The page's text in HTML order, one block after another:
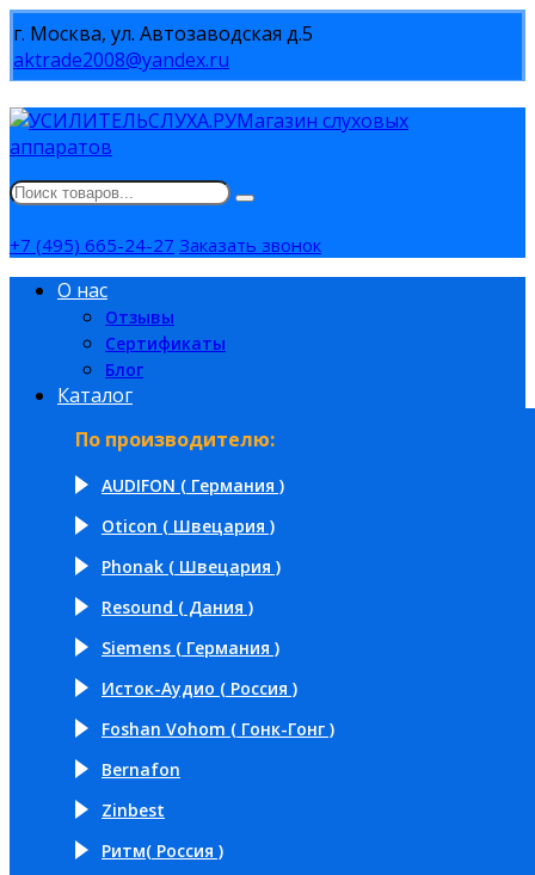
г. Москва, ул. Автозаводская д.5
aktrade2008@yandex.ru
Магазин слуховых
аппаратов
+7 (495) 665-24-27 Заказать звонок
О нас
Отзывы
Сертификаты
Блог
Каталог
По производителю:
AUDIFON ( Германия )
Oticon ( Швецария )
Phonak ( Швецария )
Resound ( Дания )
Siemens ( Германия )
Исток-Аудио ( Россия )
Foshan Vohom ( Гонк-Гонг )
Bernafon
Zinbest
Ритм( Россия )